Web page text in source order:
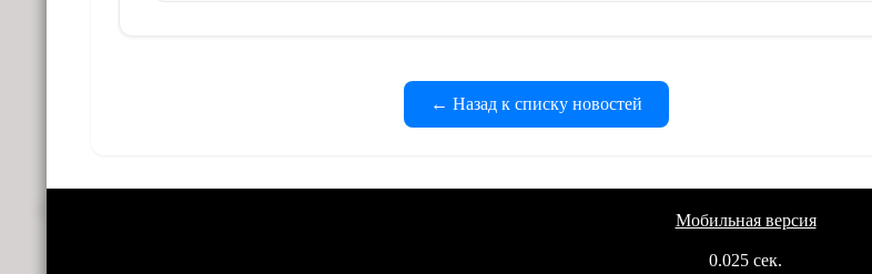
← Назад к списку новостей
Мобильная версия
0.025 сек.